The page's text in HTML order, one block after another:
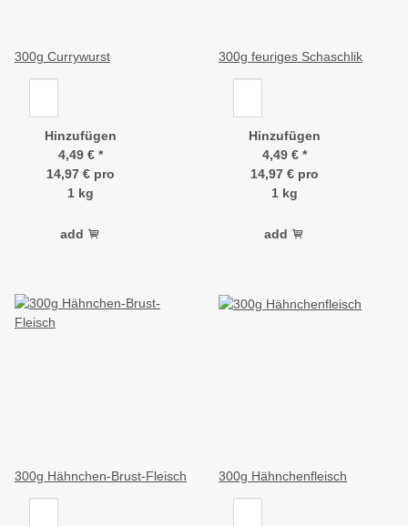
300g Currywurst
Hinzufügen
4,49 € *
14,97 € pro
1 kg
add
300g feuriges Schaschlik
Hinzufügen
4,49 € *
14,97 € pro
1 kg
add
300g Hähnchen-Brust-Fleisch 300g Hähnchenfleisch